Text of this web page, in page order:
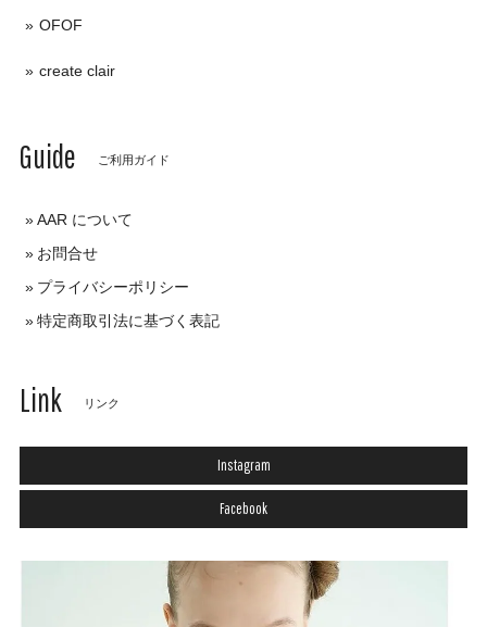
OFOF
create clair
Guide ご利用ガイド
AAR について
お問合せ
プライバシーポリシー
特定商取引法に基づく表記
Link リンク
Instagram
Facebook